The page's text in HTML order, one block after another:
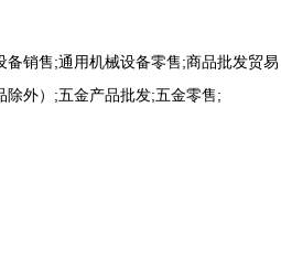
备销售;通用机械设备零售;商品批发贸
除外）;五金产品批发;五金零售;